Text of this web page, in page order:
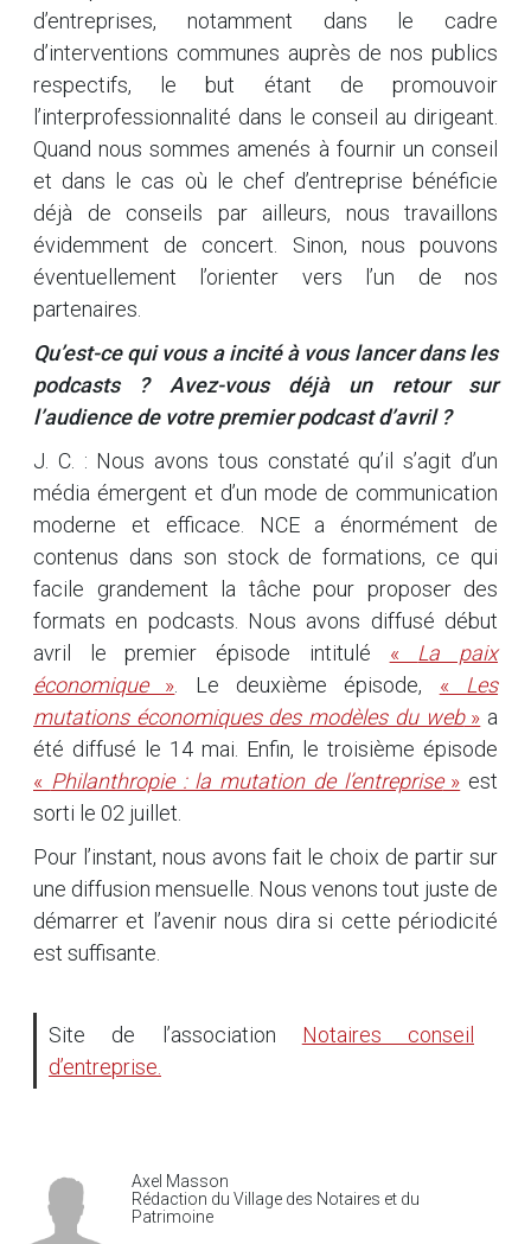
d’entreprises, notamment dans le cadre
d’interventions communes auprès de nos publics
respectifs, le but étant de promouvoir
l’interprofessionnalité dans le conseil au dirigeant.
Quand nous sommes amenés à fournir un conseil
et dans le cas où le chef d’entreprise bénéficie
déjà de conseils par ailleurs, nous travaillons
évidemment de concert. Sinon, nous pouvons
éventuellement l’orienter vers l’un de nos
partenaires.
Qu’est-ce qui vous a incité à vous lancer dans les
podcasts ? Avez-vous déjà un retour sur
l’audience de votre premier podcast d’avril ?
J. C. : Nous avons tous constaté qu’il s’agit d’un
média émergent et d’un mode de communication
moderne et efficace. NCE a énormément de
contenus dans son stock de formations, ce qui
facile grandement la tâche pour proposer des
formats en podcasts. Nous avons diffusé début
avril le premier épisode intitulé « La paix
économique» . Le deuxième épisode, « Les
mutations économiques des modèles du web» a
été diffusé le 14 mai. Enfin, le troisième épisode
« Philanthropie : la mutation de l’entreprise» est
sorti le 02 juillet.
Pour l’instant, nous avons fait le choix de partir sur
une diffusion mensuelle. Nous venons tout juste de
démarrer et l’avenir nous dira si cette périodicité
est suffisante.
Site de l’association Notaires conseil
d’entreprise.
Axel Masson
Rédaction du Village des Notaires et du
Patrimoine